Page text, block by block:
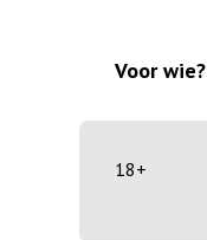
Voor wie?
18+